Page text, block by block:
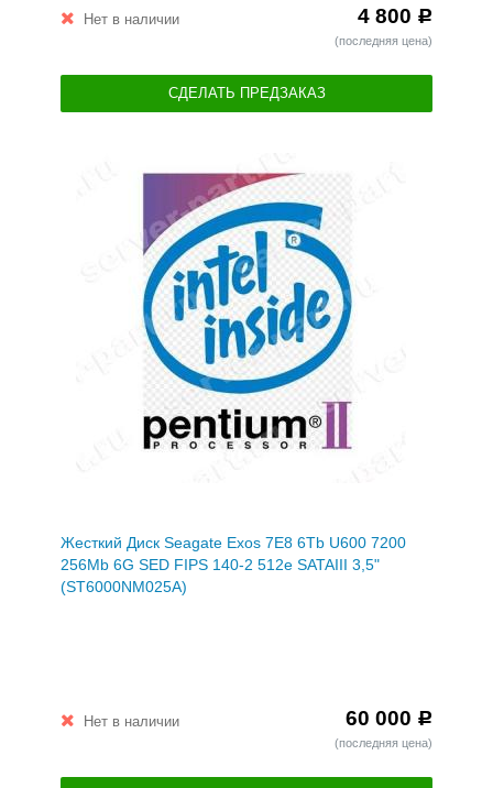
Нет в наличии 4 800 Р
(последняя цена)
СДЕЛАТЬ ПРЕДЗАКАЗ
Жесткий Диск Seagate Exos 7E8 6Tb U600 7200
256Mb 6G SED FIPS 140-2 512e SATAIII 3,5"
(ST6000NM025A)
Нет в наличии 60 000 Р
(последняя цена)